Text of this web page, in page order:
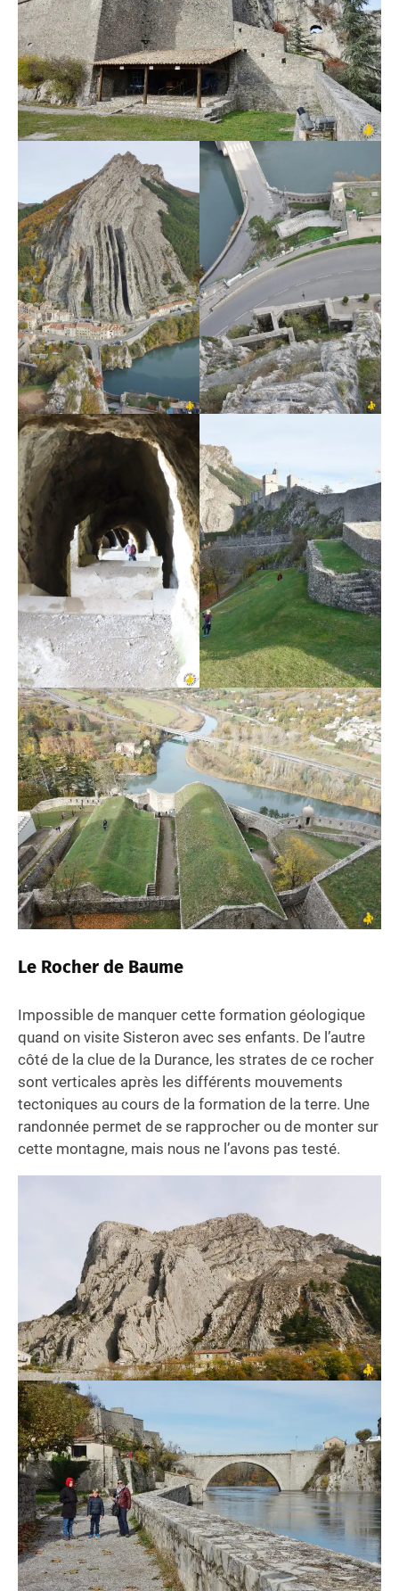
Le Rocher de Baume
Impossible de manquer cette formation géologique
quand on visite Sisteron avec ses enfants. De l’autre
côté de la clue de la Durance, les strates de ce rocher
sont verticales après les différents mouvements
tectoniques au cours de la formation de la terre. Une
randonnée permet de se rapprocher ou de monter sur
cette montagne, mais nous ne l’avons pas testé.